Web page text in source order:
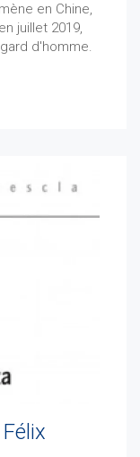
en Chine,
juillet 2019,
d'homme.